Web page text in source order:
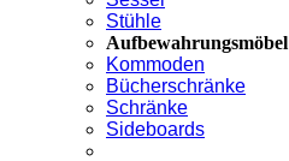
Stühle
Aufbewahrungsmöbel
Kommoden
Bücherschränke
Schränke
Sideboards